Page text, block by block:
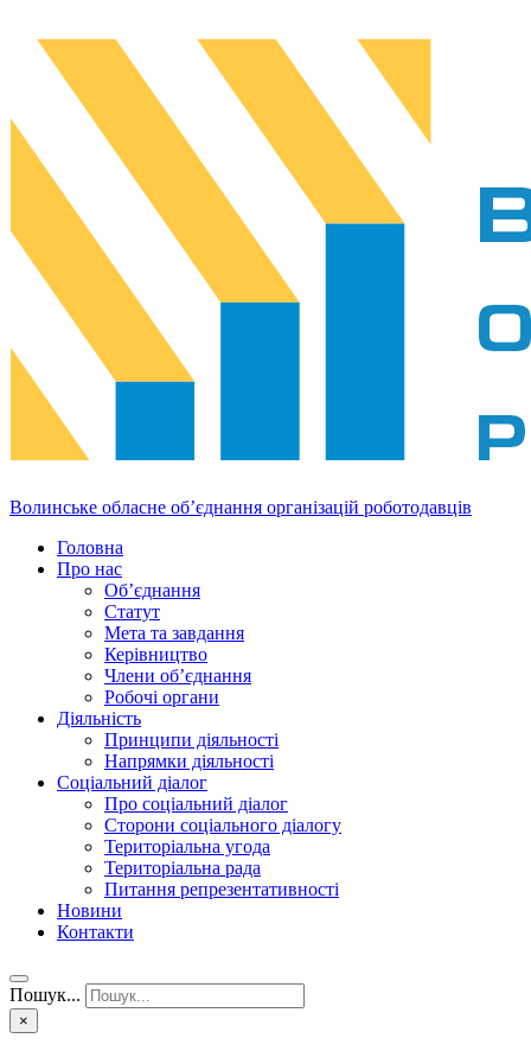
Волинське обласне об’єднання організацій роботодавців
Головна
Про нас
Об’єднання
Статут
Мета та завдання
Керівництво
Члени об’єднання
Робочі органи
Діяльність
Принципи діяльності
Напрямки діяльності
Соціальний діалог
Про соціальний діалог
Сторони соціального діалогу
Територіальна угода
Територіальна рада
Питання репрезентативності
Новини
Контакти
Пошук...
×